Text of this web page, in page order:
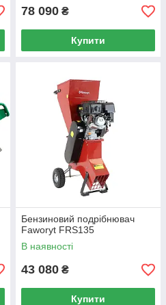
78 090 ₴
Купити
Бензиновий подрібнювач
Faworyt FRS135
В наявності
43 080 ₴
Купити